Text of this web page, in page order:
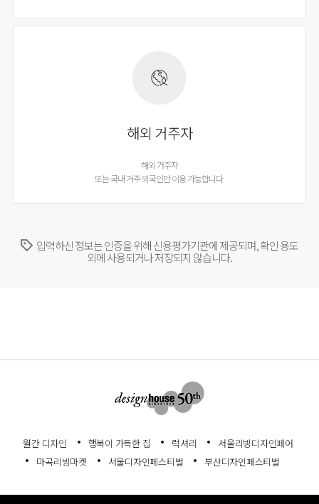
해외 거주자
해외 거주자
또는 국내 거주 외국인만 이용 가능합니다.
입력하신 정보는 인증을 위해 신용평가기관에 제공되며, 확인 용도
외에 사용되거나 저장되지 않습니다.
월간 디자인 행복이 가득한 집 럭셔리
서울리빙디자인페어
마곡리빙마켓
서울디자인페스티벌 부산디자인페스티벌